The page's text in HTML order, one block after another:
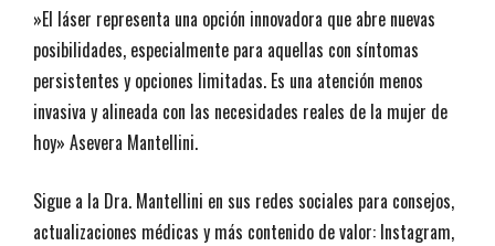
​»El láser representa una opción innovadora que abre nuevas
posibilidades, especialmente para aquellas con síntomas
persistentes y opciones limitadas. Es una atención menos
invasiva y alineada con las necesidades reales de la mujer de
hoy» Asevera Mantellini.
Sigue a la Dra. Mantellini en sus redes sociales para consejos,
actualizaciones médicas y más contenido de valor: Instagram,